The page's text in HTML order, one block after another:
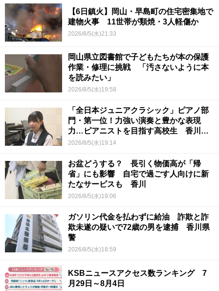
【6日鎮火】岡山・早島町の住宅密集地で
建物火事 11世帯が類焼・3人軽傷か
2026/8/5(水)21:33
岡山県立図書館で子どもたちが本の保護
作業・修理に挑戦 「汚さないように本
を読みたい」
2026/8/5(水)19:58
「全日本ジュニアクラシック」ピアノ部
門・第一位！力強い演奏と豊かな表現
力…ピアニストを目指す高校生 香川
【青春のキセキ】
2026/8/5(水)19:14
お盆どうする？ 長引く物価高が「帰
省」にも影響 自宅で過ごす人向けに新
たなサービスも 香川
2026/8/5(水)19:06
ガソリン代金を払わずに給油 詐欺と詐
欺未遂の疑いで72歳の男を逮捕 香川県
警
2026/8/5(水)18:59
KSBニュースアクセス数ランキング 7
月29日～8月4日